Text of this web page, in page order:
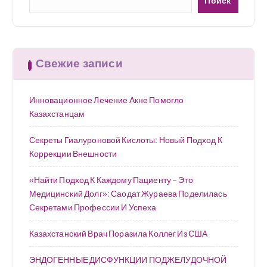
Свежие записи
Инновационное Лечение Акне Помогло
Казахстанцам
Секреты Гиалуроновой Кислоты: Новый Подход К
Коррекции Внешности
«Найти Подход К Каждому Пациенту – Это
Медицинский Долг»: Саодат Жураева Поделилась
Секретами Профессии И Успеха
Казахстанский Врач Поразила Коллег Из США
ЭНДОГЕННЫЕ ДИСФУНКЦИИ ПОДЖЕЛУДОЧНОЙ